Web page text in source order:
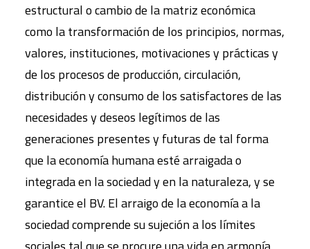
estructural o cambio de la matriz económica
como la transformación de los principios, normas,
valores, instituciones, motivaciones y prácticas y
de los procesos de producción, circulación,
distribución y consumo de los satisfactores de las
necesidades y deseos legítimos de las
generaciones presentes y futuras de tal forma
que la economía humana esté arraigada o
integrada en la sociedad y en la naturaleza, y se
garantice el BV. El arraigo de la economía a la
sociedad comprende su sujeción a los límites